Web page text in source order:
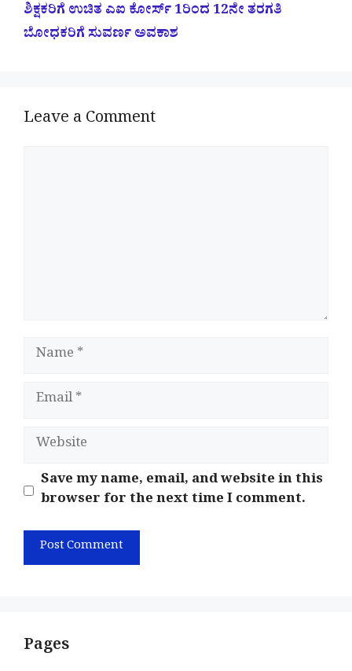
ಶಿಕ್ಷಕರಿಗೆ ಉಚಿತ ಎಐ ಕೋರ್ಸ್‌ 1ರಿಂದ 12ನೇ ತರಗತಿ
ಬೋಧಕರಿಗೆ ಸುವರ್ಣ ಅವಕಾಶ
Leave a Comment
Name
Email
Website
Save my name, email, and website in this
browser for the next time I comment.
Pages